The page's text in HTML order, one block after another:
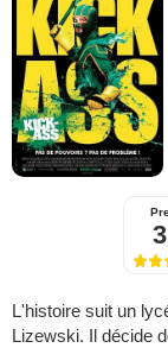
L'histoire suit un
Lizewski. Il décide